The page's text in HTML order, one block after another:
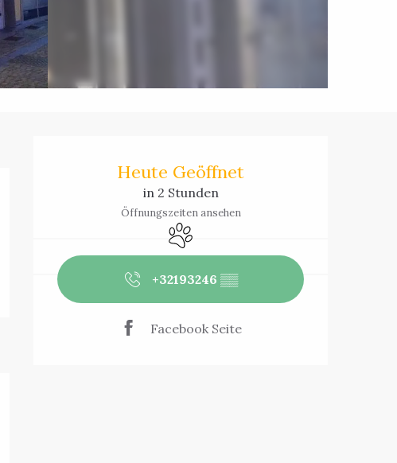
Öffnungszeiten
Heute Geöffnet
in 2 Stunden
Öffnungszeiten ansehen
Tiere erlaubt
+32193246 ▒▒
Facebook Seite